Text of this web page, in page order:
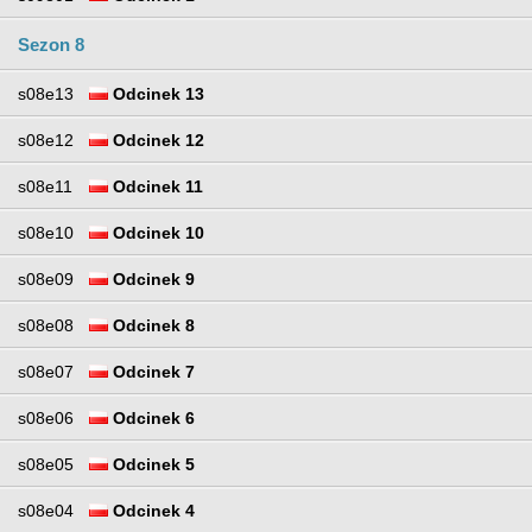
Sezon 8
s08e13 Odcinek 13
s08e12 Odcinek 12
s08e11 Odcinek 11
s08e10 Odcinek 10
s08e09 Odcinek 9
s08e08 Odcinek 8
s08e07 Odcinek 7
s08e06 Odcinek 6
s08e05 Odcinek 5
s08e04 Odcinek 4